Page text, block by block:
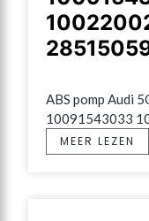
ABS pomp Audi
10091543033
MEER LEZEN